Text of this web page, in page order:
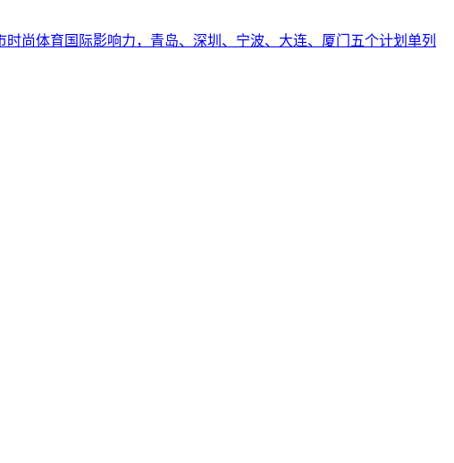
尚体育国际影响力，青岛、深圳、宁波、大连、厦门五个计划单列